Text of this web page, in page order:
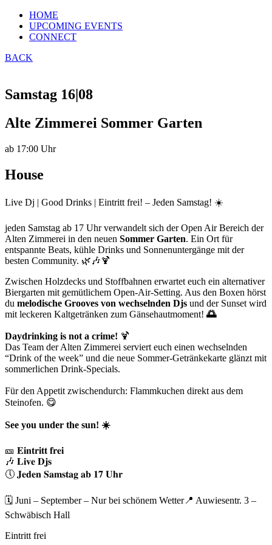
Zum
Inhalt
springen
HOME
UPCOMING EVENTS
CONNECT
BACK
Samstag 16|08
Alte Zimmerei Sommer Garten
ab 17:00 Uhr
House
Live Dj | Good Drinks | Eintritt frei! – Jeden Samstag! ☀️
jeden Samstag ab 17 Uhr verwandelt sich der Open Air Bereich der
Alten Zimmerei in den neuen Sommer Garten. Ein Ort für
entspannte Beats, kühle Drinks und Sonnenuntergänge mit der
besten Community. 🌿🎶🍹
Zwischen Holzdecks und Stoffbahnen erwartet euch ein alternativer
Biergarten mit gemütlichem Open-Air-Setting. Aus den Boxen hörst
du melodische Grooves von wechselnden Djs und der Sunset wird
mit leckeren Kaltgetränken zum Gänsehautmoment! 🌅
Daydrinking is not a crime! 🍹
Das Team der Alten Zimmerei serviert euch einen wechselnden
“Drink of the week” und die neue Sommer-Getränkekarte glänzt mit
sommerlichen Drink-Specials.
Für den Appetit zwischendurch: Flammkuchen direkt aus dem
Steinofen. 😋
See you under the sun! ☀️
🎫 𝐄𝐢𝐧𝐭𝐫𝐢𝐭𝐭 𝐟𝐫𝐞𝐢
🎶 𝐋𝐢𝐯𝐞 𝐃𝐣𝐬
🕔 𝐉𝐞𝐝𝐞𝐧 𝐒𝐚𝐦𝐬𝐭𝐚𝐠 𝐚𝐛 𝟏𝟕 𝐔𝐡𝐫
🗓️ Juni – September – Nur bei schönem Wetter📍 Auwiesentr. 3 –
Schwäbisch Hall
Eintritt frei